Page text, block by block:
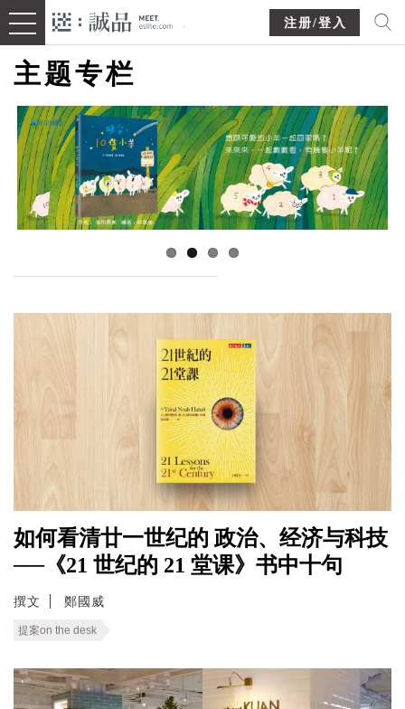
注册/登入
主题专栏
如何看清廿一世纪的 政治、经济与科技
──《21 世纪的 21 堂课》书中十句
撰文 鄭國威
提案on the desk